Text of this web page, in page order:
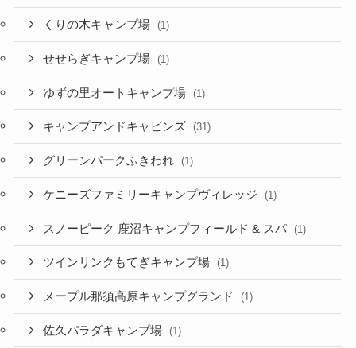
くりの木キャンプ場 (1)
せせらぎキャンプ場 (1)
ゆずの里オートキャンプ場 (1)
キャンプアンドキャビンズ (31)
グリーンパークふきわれ (1)
ケニーズファミリーキャンプヴィレッジ (1)
スノーピーク 鹿沼キャンプフィールド & スパ (1)
ツインリンクもてぎキャンプ場 (1)
メープル那須高原キャンプグランド (1)
佐久パラダキャンプ場 (1)